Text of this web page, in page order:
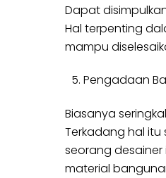
Dapat
Hal terpenting
mampu
Pengadaan
Biasanya
Terkadang hal itu
seorang
material